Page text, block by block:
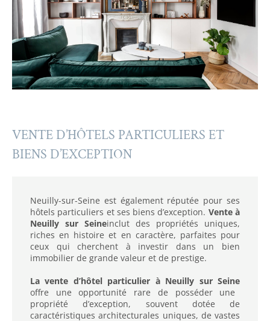
VENTE D’HÔTELS PARTICULIERS ET
BIENS D’EXCEPTION
Neuilly-sur-Seine est également réputée pour ses
hôtels particuliers et ses biens d’exception. Vente à
Neuilly sur Seineinclut des propriétés uniques,
riches en histoire et en caractère, parfaites pour
ceux qui cherchent à investir dans un bien
immobilier de grande valeur et de prestige.
La vente d’hôtel particulier à Neuilly sur Seine
offre une opportunité rare de posséder une
propriété d’exception, souvent dotée de
caractéristiques architecturales uniques, de vastes